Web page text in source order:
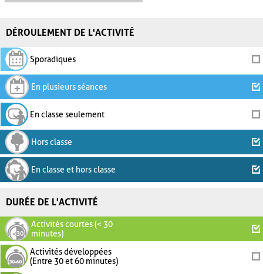
DÉROULEMENT DE L'ACTIVITÉ
Sporadiques
En plusieurs séances
En classe seulement
Hors classe
En classe et hors classe
DURÉE DE L'ACTIVITÉ
Activités courtes (< 30
minutes)
Activités développées
(Entre 30 et 60 minutes)